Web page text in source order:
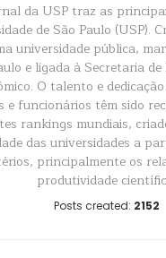
da USP traz as
de São Paulo (USP).
universidade pública,
e ligada à Secretaria
O talento e
e funcionários têm sido
rankings mundiais,
das universidades a
principalmente os
produtividade
Posts created: 2152